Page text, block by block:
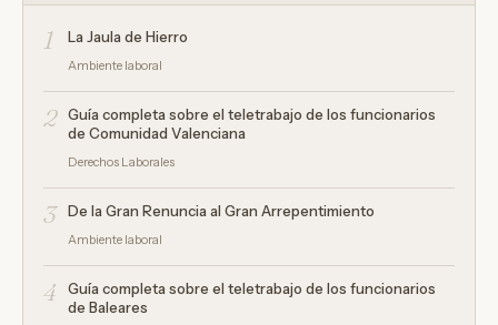
1 La Jaula de Hierro
Ambiente laboral
2
Guía completa sobre el teletrabajo de los funcionarios
de Comunidad Valenciana
Derechos Laborales
3 De la Gran Renuncia al Gran Arrepentimiento
Ambiente laboral
4
Guía completa sobre el teletrabajo de los funcionarios
de Baleares